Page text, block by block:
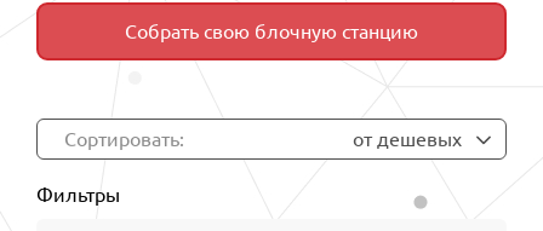
Собрать свою блочную станцию
Сортировать: от дешевых
Фильтры